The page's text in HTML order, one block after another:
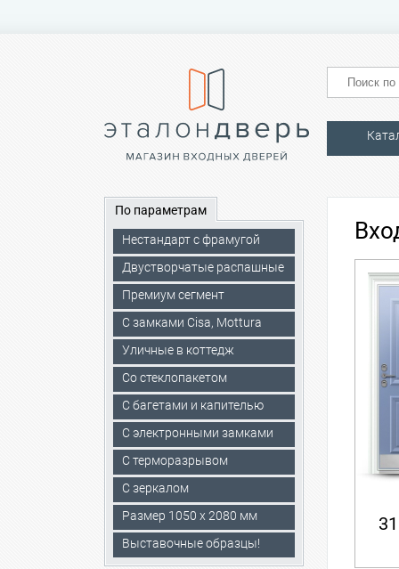
По параметрам
Нестандарт с фрамугой
Двустворчатые распашные
Премиум сегмент
C замками Cisa, Mottura
Уличные в коттедж
Со стеклопакетом
С багетами и капителью
C электронными замками
С терморазрывом
С зеркалом
Размер 1050 х 2080 мм
Выставочные образцы!